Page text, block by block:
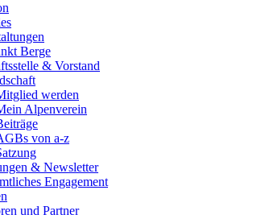
Berge
& Vorstand
werden
Alpenverein
von a-z
& Newsletter
Engagement
und Partner